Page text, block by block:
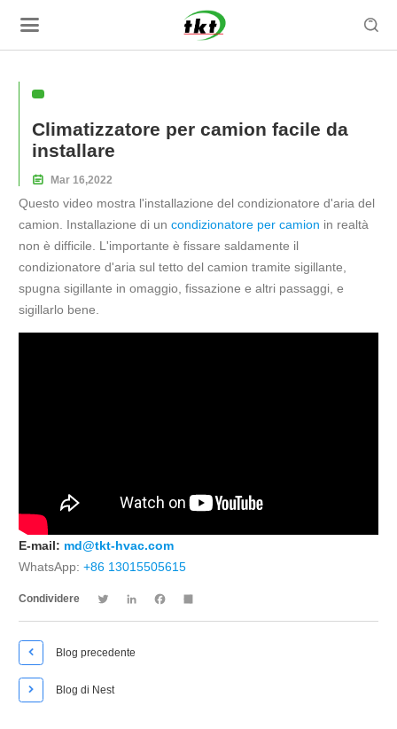

Climatizzatore per camion facile da
installare
 Mar 16,2022
Questo video mostra l'installazione del condizionatore d'aria del
camion. Installazione di un condizionatore per camion in realtà
non è difficile. L'importante è fissare saldamente il
condizionatore d'aria sul tetto del camion tramite sigillante,
spugna sigillante in omaggio, fissazione e altri passaggi, e
sigillarlo bene.
E-mail: md@tkt-hvac.com
WhatsApp: +86 13015505615
Condividere Twitter LinkedIn Facebook
 Blog precedente
 Blog di Nest